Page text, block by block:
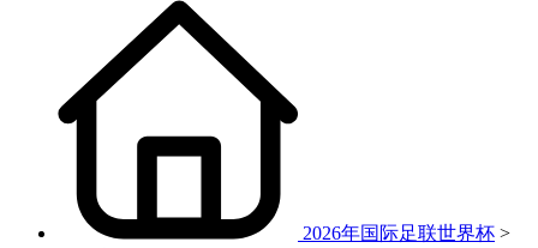
2026年国际足联世界杯 >